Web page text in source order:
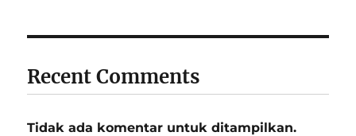
Recent Comments
Tidak ada komentar untuk ditampilkan.